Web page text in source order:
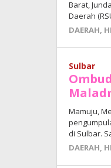
Barat,
Daerah
DAERAH,
Sulbar
Mamuju,
di Sulbar.
DAERAH,